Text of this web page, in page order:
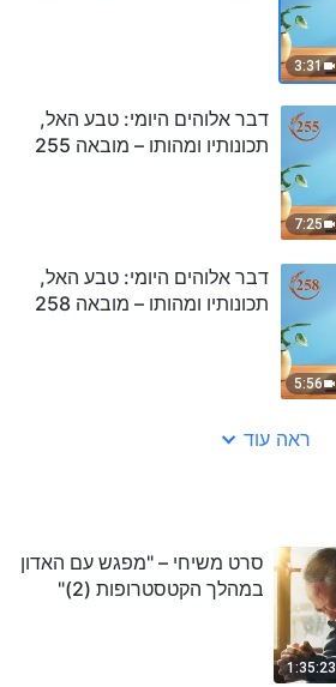
3:31
7:25
דבר אלוהים היומי: טבע האל,
תכונותיו ומהותו – מובאה 255
5:56
דבר אלוהים היומי: טבע האל,
תכונותיו ומהותו – מובאה 258
ראה עוד
1:35:23
סרט משיחי – "מפגש עם האדון
במהלך הקטסטרופות (2)"